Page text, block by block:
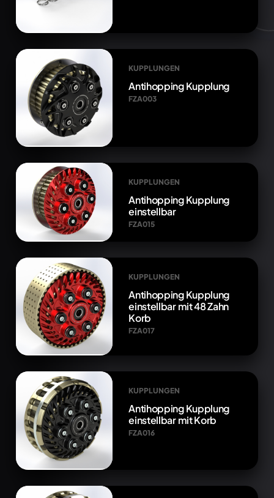
KUPPLUNGEN
Antihopping Kupplung
FZA003
KUPPLUNGEN
Antihopping Kupplung
einstellbar
FZA015
KUPPLUNGEN
Antihopping Kupplung
einstellbar mit 48 Zahn
Korb
FZA017
KUPPLUNGEN
Antihopping Kupplung
einstellbar mit Korb
FZA016